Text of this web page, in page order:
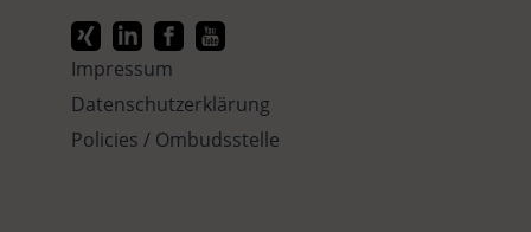
Impressum
Datenschutzerklärung
Policies / Ombudsstelle